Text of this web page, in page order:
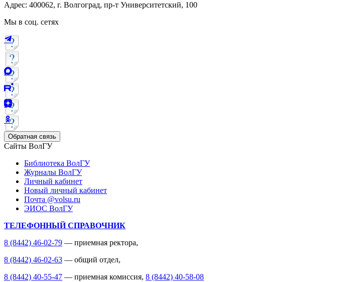
Адрес: 400062, г. Волгоград, пр-т Университетский, 100
Мы в соц. сетях
Обратная связь
Сайты ВолГУ
Библиотека ВолГУ
Журналы ВолГУ
Личный кабинет
Новый личный кабинет
Почта @volsu.ru
ЭИОС ВолГУ
ТЕЛЕФОННЫЙ СПРАВОЧНИК
8 (8442) 46-02-79 — приемная ректора,
8 (8442) 46-02-63 — общий отдел,
8 (8442) 40-55-47 — приемная комиссия, 8 (8442) 40-58-08